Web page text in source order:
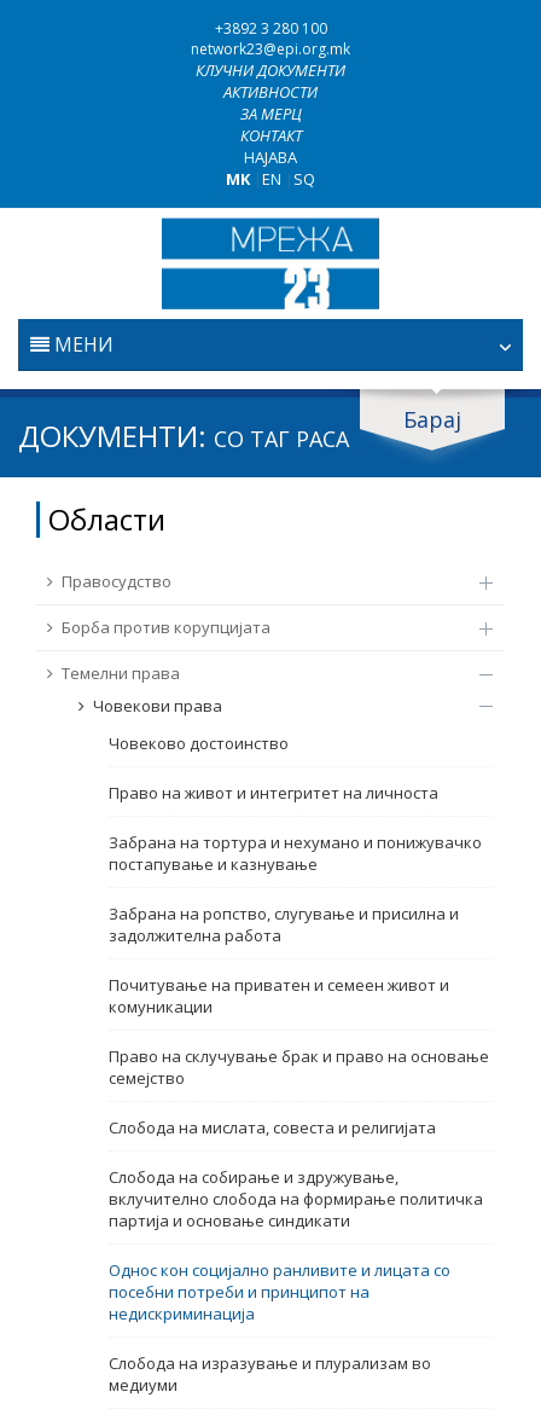
+3892 3 280 100
network23@epi.org.mk
КЛУЧНИ ДОКУМЕНТИ
АКТИВНОСТИ
ЗА МЕРЦ
КОНТАКТ
НАЈАВА
MK|EN | SQ
МЕНИ
ПОЧЕТНА
ПРАВОСУДСТВО
БОРБА ПРОТИВ КОРУПЦИЈАТА
ТЕМЕЛНИ ПРАВА
ПРАВА НА ГРАЃАНИТЕ НА ЕУ
Барај
Барај документи
Област / подрачје
Под-извор
Од Мрежа 23
Датум на објавување
Име, опис или клучен збор
ДОКУМЕНТИ: СО ТАГ РАСА
Области
Правосудство
Борба против корупцијата
Темелни права
Човекови права
Човеково достоинство
Право на живот и интегритет на личноста
Забрана на тортура и нехумано и понижувачко
постапување и казнување
Забрана на ропство, слугување и присилна и
задолжителна работа
Почитување на приватен и семеен живот и
комуникации
Право на склучување брак и право на основање
семејство
Слобода на мислата, совеста и религијата
Слобода на собирање и здружување,
вклучително слобода на формирање политичка
партија и основање синдикати
Однос кон социјално ранливите и лицата со
посебни потреби и принципот на
недискриминација
Слобода на изразување и плурализам во
медиуми